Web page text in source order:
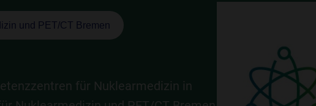
und PET/CT Bremen
für Nuklearmedizin in